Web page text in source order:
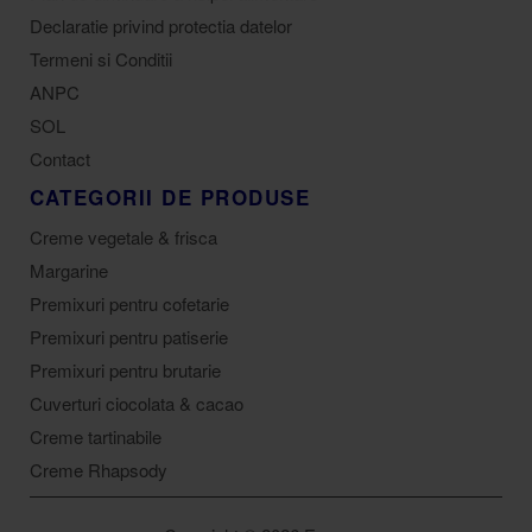
Declaratie privind protectia datelor
Termeni si Conditii
ANPC
SOL
Contact
CATEGORII DE PRODUSE
Creme vegetale & frisca
Margarine
Premixuri pentru cofetarie
Premixuri pentru patiserie
Premixuri pentru brutarie
Cuverturi ciocolata & cacao
Creme tartinabile
Creme Rhapsody